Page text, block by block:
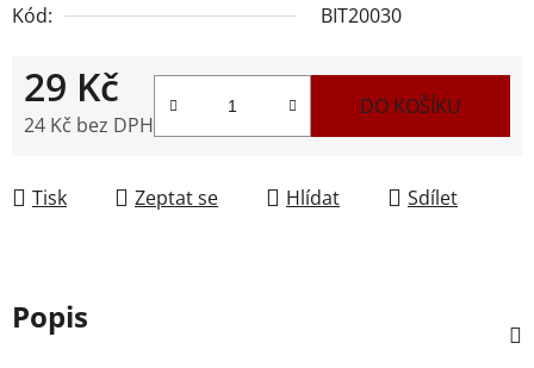
Kód:
BIT20030
29 Kč
24 Kč bez DPH
DO KOŠÍKU
Tisk Zeptat se Hlídat Sdílet
Popis